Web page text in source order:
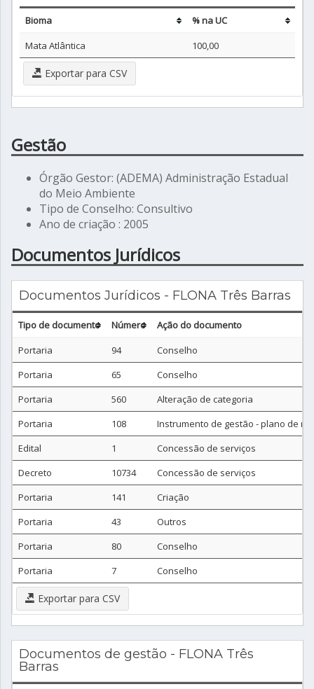
Bioma
% na UC
Mata Atlântica
100,00
Exportar para CSV
Gestão
Órgão Gestor: (ADEMA) Administração Estadual
do Meio Ambiente
Tipo de Conselho: Consultivo
Ano de criação : 2005
Documentos Jurídicos
Documentos Jurídicos - FLONA Três Barras
Tipo de documento Número
Ação do documento
Portaria
94
Conselho
Portaria
65
Conselho
Portaria
560
Alteração de categoria
Portaria
108
Instrumento de gestão - plano de
Edital
1
Concessão de serviços
Decreto
10734
Concessão de serviços
Portaria
141
Criação
Portaria
43
Outros
Portaria
80
Conselho
Portaria
7 Conselho
Exportar para CSV
Documentos de gestão - FLONA Três
Barras